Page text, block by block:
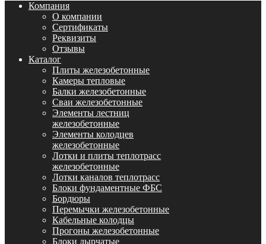
Компания
О компании
Сертификаты
Реквизиты
Отзывы
Каталог
Плиты железобетонные
Камеры тепловые
Балки железобетонные
Сваи железобетонные
Элементы лестниц
железобетонные
Элементы колодцев
железобетонные
Лотки и плиты теплотрасс
железобетонные
Лотки каналов теплотрасс
Блоки фундаментные ФБС
Бордюры
Перемычки железобетонные
Кабельные колодцы
Прогоны железобетонные
Блоки дырчатые